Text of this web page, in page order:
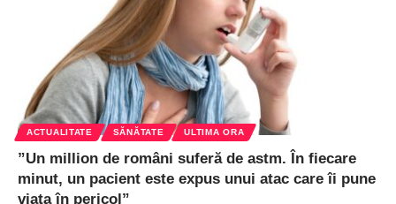
ACTUALITATE SĂNĂTATE ULTIMA ORA
”Un million de români suferă de astm. În fiecare
minut, un pacient este expus unui atac care îi pune
viaţa în pericol”